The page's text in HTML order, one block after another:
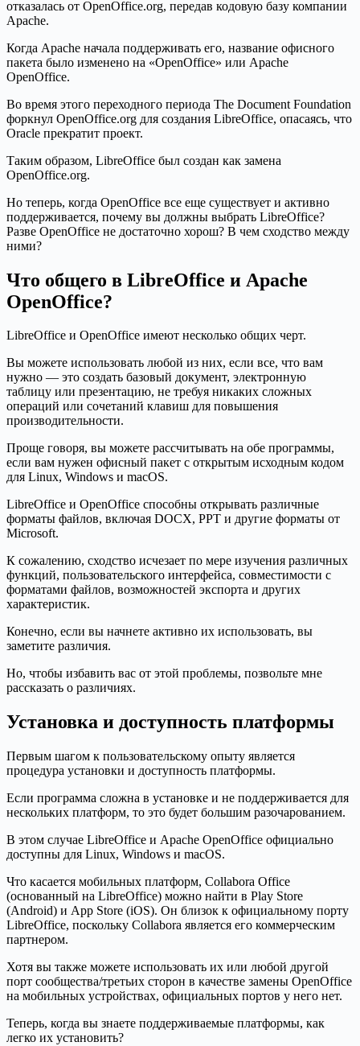
отказалась от OpenOffice.org, передав кодовую базу компании
Apache.
Когда Apache начала поддерживать его, название офисного
пакета было изменено на «OpenOffice» или Apache
OpenOffice.
Во время этого переходного периода The Document Foundation
форкнул OpenOffice.org для создания LibreOffice, опасаясь, что
Oracle прекратит проект.
Таким образом, LibreOffice был создан как замена
OpenOffice.org.
Но теперь, когда OpenOffice все еще существует и активно
поддерживается, почему вы должны выбрать LibreOffice?
Разве OpenOffice не достаточно хорош? В чем сходство между
ними?
Что общего в LibreOffice и Apache
OpenOffice?
LibreOffice и OpenOffice имеют несколько общих черт.
Вы можете использовать любой из них, если все, что вам
нужно — это создать базовый документ, электронную
таблицу или презентацию, не требуя никаких сложных
операций или сочетаний клавиш для повышения
производительности.
Проще говоря, вы можете рассчитывать на обе программы,
если вам нужен офисный пакет с открытым исходным кодом
для Linux, Windows и macOS.
LibreOffice и OpenOffice способны открывать различные
форматы файлов, включая DOCX, PPT и другие форматы от
Microsoft.
К сожалению, сходство исчезает по мере изучения различных
функций, пользовательского интерфейса, совместимости с
форматами файлов, возможностей экспорта и других
характеристик.
Конечно, если вы начнете активно их использовать, вы
заметите различия.
Но, чтобы избавить вас от этой проблемы, позвольте мне
рассказать о различиях.
Установка и доступность платформы
Первым шагом к пользовательскому опыту является
процедура установки и доступность платформы.
Если программа сложна в установке и не поддерживается для
нескольких платформ, то это будет большим разочарованием.
В этом случае LibreOffice и Apache OpenOffice официально
доступны для Linux, Windows и macOS.
Что касается мобильных платформ, Collabora Office
(основанный на LibreOffice) можно найти в Play Store
(Android) и App Store (iOS). Он близок к официальному порту
LibreOffice, поскольку Collabora является его коммерческим
партнером.
Хотя вы также можете использовать их или любой другой
порт сообщества/третьих сторон в качестве замены OpenOffice
на мобильных устройствах, официальных портов у него нет.
Теперь, когда вы знаете поддерживаемые платформы, как
легко их установить?